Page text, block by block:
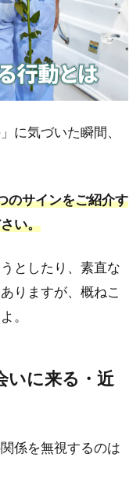
に気づいた瞬間、
のサインをご紹介す
い。
としたり、素直な
りますが、概ねこ
。
いに来る・近
係を無視するのは